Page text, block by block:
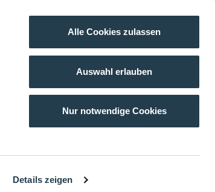
Details zeigen
Alle Cookies zulassen
Auswahl erlauben
Nur notwendige Cookies